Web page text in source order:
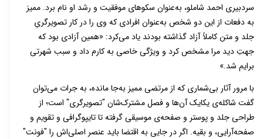
سردبیری احمد شاملو، به‌عنوان سکوهای موفقیت و رشد او نام برد. ممیز
به دفعات از این دو شخص به‌عنوان افرادی که وی را در کار تصویرگریِ
جلد و متن کاملاً آزاد گذاشته بودند یاد می‌کرد: «همین آزادی بود که
جهتِ دید مرا مشخص کرد و ویژگی خاصی به کارم داد و سبب شهرتی
برایم شد.»
با مرور آثار بی‌شماری که از مرتضی ممیز به‌جا مانده، به جرات می‌توان
گفت شاکله‌ی یکایک آن‌ها و فصل مشترک‌شان "تصویرگری" است؛ از
طراحی جلد و پوستر و صفحه‌ی موسیقی گرفته تا تایپوگرافی و تقویم و
صفحه‌آرایی، و بقیه. اگر در جایی به اقتضا باید عنصر اصلی‌اش را "فونت"